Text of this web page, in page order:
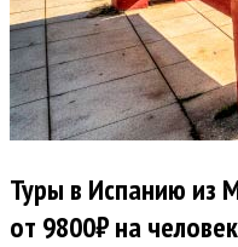
Туры в Испанию из
от 9800₽ на